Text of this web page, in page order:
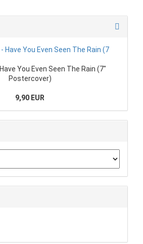
You Even Seen The Rain (7"
Postercover)
9,90 EUR